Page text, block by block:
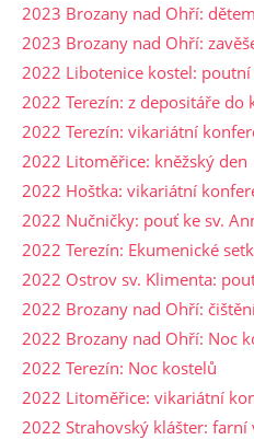
2023 Brozany nad Ohří:
2023 Brozany nad Ohří:
2022 Libotenice kostel: poutní
2022 Terezín: z depositáře do
2022 Terezín: vikariátní
2022 Litoměřice: kněžský den
2022 Hoštka: vikariátní
2022 Nučničky: pouť ke sv.
2022 Terezín: Ekumenické
2022 Ostrov sv. Klimenta:
2022 Brozany nad Ohří:
2022 Brozany nad Ohří: Noc
2022 Terezín: Noc kostelů
2022 Litoměřice: vikariátní
2022 Strahovský klášter: farní